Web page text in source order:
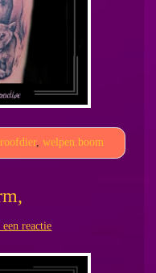
roofdier, welpen.boom
een reactie